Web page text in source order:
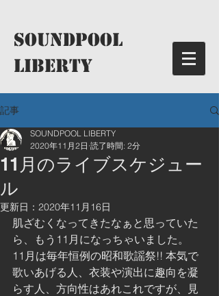
​SoundPool
LIBERTY
記事
11月のライブスケジュー
ル
SOUNDPOOL LIBERTY
2020年11月2日 読了時間: 2分
更新日： 2020年11月16日
肌ざむくなってきたなぁと思っていた
ら、もう11月になっちゃいました。
11月は毎年恒例の昭和歌謡祭!! 本気で
歌いあげる人、衣装や演出に趣向を凝
らす人、方向性はあれこれですが、見